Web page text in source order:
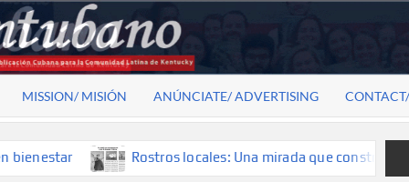
MISSION/ MISIÓN ANÚNCIATE/ ADVERTISING
Rostros locales: Una mirada que construye historia, el